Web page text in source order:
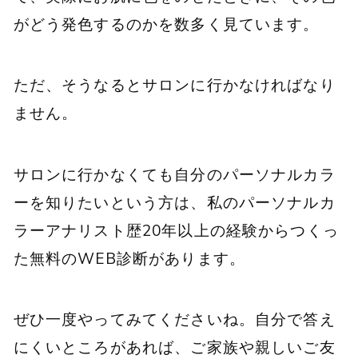
がどう発色するのかを数多く見ています。
ただ、そうなるとサロンに行かなければなり
ません。
サロンに行かなくても自分のパーソナルカラ
ーを知りたいという方は、私のパーソナルカ
ラーアナリスト歴20年以上の経験からつくっ
た無料のWEB診断があります。
ぜひ一度やってみてくださいね。自分で答え
にくいところがあれば、ご家族や親しいご友